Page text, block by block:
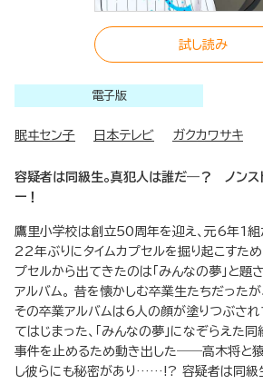
試し読み
電子版
眠ヰセン子 日本テレビ ガクカワサキ
容疑者は同級生。真犯人は誰だ―？ ノンス
ー！
鷹里小学校は創立50周年を迎え、元6年1組
22年ぶりにタイムカプセルを掘り起こすため
プセルから出てきたのは「みんなの夢」と題
アルバム。 昔を懐かしむ卒業生たちだったが
その卒業アルバムは6人の顔が塗りつぶされ
てはじまった、「みんなの夢」になぞらえた
事件を止めるため動き出した――高木将と猿
し彼らにも秘密があり……!? 容疑者は同級